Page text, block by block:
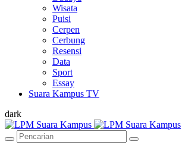
Wisata
Puisi
Cerpen
Cerbung
Resensi
Data
Sport
Essay
Suara Kampus TV
dark